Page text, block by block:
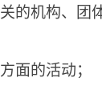
的机构、团
面的活动；